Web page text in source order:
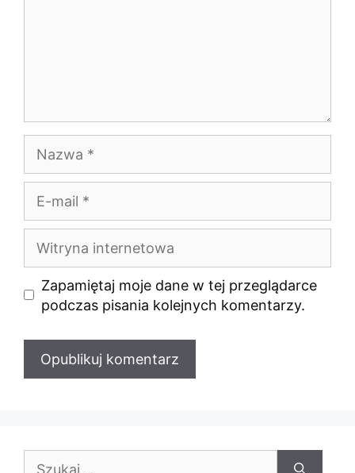
mail
internetowa
Zapamiętaj moje dane w tej przeglądarce
podczas pisania kolejnych komentarzy.